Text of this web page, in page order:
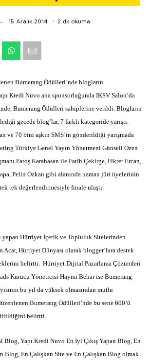
15 Aralık 2014 2 dk okuma
Bumerang Ödülleri’nde blogların
Kredi Nuvo ana sponsorluğundaIKSV Salon’da
Bumerang Ödülleri sahiplerine verildi. Blogların
gecede blog’lar, 7 farklı kategoride yarıştı.
ve 70 bini aşkın SMS’in gönderildiği yarışmada
Türkiye Genel Yayın Yönetmeni Günseli Özen
Fatoş Karahasan ile Fatih Çekirge, Fikret Ercan,
Pelin Özkan gibi alanında uzman jüri üyelerinin
tek değerlendirmesiyle finale ulaştı.
yapan Hürriyet İçerik ve Topluluk Sitelerinden
Hürriyet Dünyası olarak blogger’lara destek
belirtti. Hürriyet Dijital Pazarlama Çözümleri
Kurucu Yöneticisi Haymi Behar ise Bumerang
bu yıl da yüksek olmasından mutlu
Bumerang Ödülleri’nde bu sene 600’ü
belirtti.
Blog, Yapı Kredi Nuvo En İyi Çıkış Yapan Blog, En
Blog, En Çalışkan Site ve En Çalışkan Blog olmak